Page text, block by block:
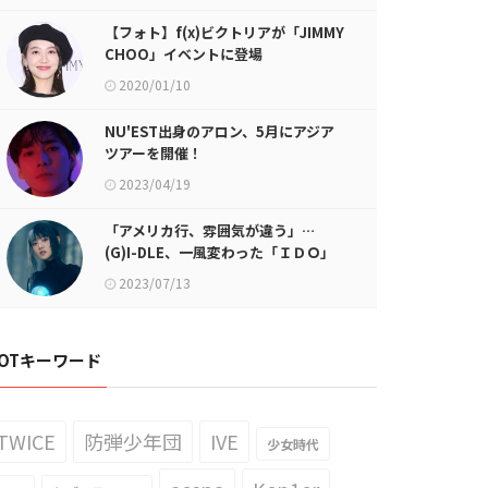
【フォト】f(x)ビクトリアが「JIMMY
CHOO」イベントに登場
2020/01/10
NU'EST出身のアロン、5月にアジア
ツアーを開催！
2023/04/19
「アメリカ行、雰囲気が違う」…
(G)I-DLE、一風変わった「ＩＤＯ」
ティーザーイメージ公開
2023/07/13
キーワード
防弾少年団 IVE 少女時代